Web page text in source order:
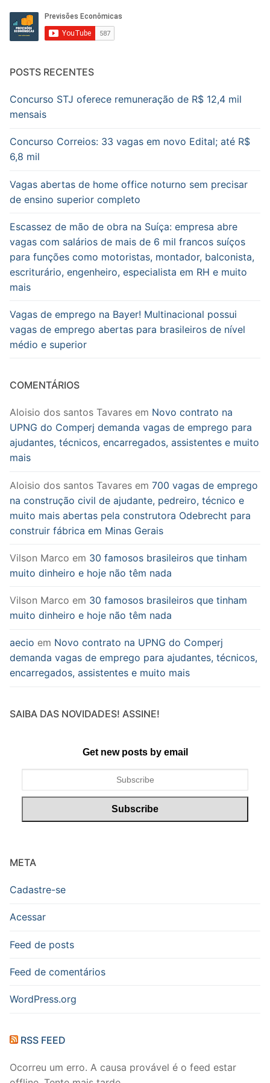
POSTS RECENTES
Concurso STJ oferece remuneração de R$ 12,4 mil
mensais
Concurso Correios: 33 vagas em novo Edital; até R$
6,8 mil
Vagas abertas de home office noturno sem precisar
de ensino superior completo
Escassez de mão de obra na Suíça: empresa abre
vagas com salários de mais de 6 mil francos suíços
para funções como motoristas, montador, balconista,
escriturário, engenheiro, especialista em RH e muito
mais
Vagas de emprego na Bayer! Multinacional possui
vagas de emprego abertas para brasileiros de nível
médio e superior
COMENTÁRIOS
Aloisio dos santos Tavares em Novo contrato na
UPNG do Comperj demanda vagas de emprego para
ajudantes, técnicos, encarregados, assistentes e muito
mais
Aloisio dos santos Tavares em 700 vagas de emprego
na construção civil de ajudante, pedreiro, técnico e
muito mais abertas pela construtora Odebrecht para
construir fábrica em Minas Gerais
Vilson Marco em 30 famosos brasileiros que tinham
muito dinheiro e hoje não têm nada
Vilson Marco em 30 famosos brasileiros que tinham
muito dinheiro e hoje não têm nada
aecio em Novo contrato na UPNG do Comperj
demanda vagas de emprego para ajudantes, técnicos,
encarregados, assistentes e muito mais
SAIBA DAS NOVIDADES! ASSINE!
Get new posts by email
META
Cadastre-se
Acessar
Feed de posts
Feed de comentários
WordPress.org
RSS FEED
Ocorreu um erro. A causa provável é o feed estar